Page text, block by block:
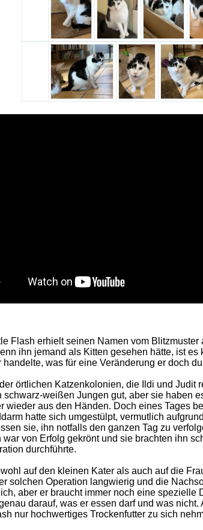
Flash erhielt seinen Namen vom
ihn jemand als Kitten gesehen hätte, ist es
was für eine Veränderung er doch
örtlichen Katzenkolonien, die Ildi und Judit
schwarz-weißen Jungen gut, aber sie haben
wieder aus den Händen. Doch eines Tages
hatte sich umgestülpt, vermutlich
sie, ihn notfalls den ganzen Tag zu
war von Erfolg gekrönt und sie brachten ihn
durchführte.
auf den kleinen Kater als auch auf die
solchen Operation langwierig und die
aber er braucht immer noch eine spezielle
darauf, was er essen darf und was
nur hochwertiges Trockenfutter zu sich